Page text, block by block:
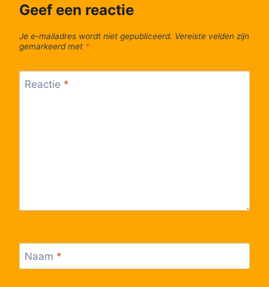
Geef een reactie
Je e-mailadres wordt niet gepubliceerd. Vereiste velden zijn
gemarkeerd met *
Reactie *
Naam *